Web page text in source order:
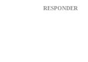
RESPONDER